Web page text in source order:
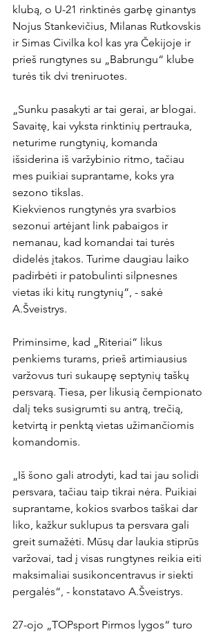
klubą, o U-21 rinktinės garbę ginantys
Nojus Stankevičius, Milanas Rutkovskis
ir Simas Civilka kol kas yra Čekijoje ir
prieš rungtynes su „Babrungu“ klube
turės tik dvi treniruotes.
„Sunku pasakyti ar tai gerai, ar blogai.
Savaitę, kai vyksta rinktinių pertrauka,
neturime rungtynių, komanda
išsiderina iš varžybinio ritmo, tačiau
mes puikiai suprantame, koks yra
sezono tikslas.
Kiekvienos rungtynės yra svarbios
sezonui artėjant link pabaigos ir
nemanau, kad komandai tai turės
didelės įtakos. Turime daugiau laiko
padirbėti ir patobulinti silpnesnes
vietas iki kitų rungtynių“, - sakė
A.Šveistrys.
Priminsime, kad „Riteriai“ likus
penkiems turams, prieš artimiausius
varžovus turi sukaupę septynių taškų
persvarą. Tiesa, per likusią čempionato
dalį teks susigrumti su antrą, trečią,
ketvirtą ir penktą vietas užimančiomis
komandomis.
„Iš šono gali atrodyti, kad tai jau solidi
persvara, tačiau taip tikrai nėra. Puikiai
suprantame, kokios svarbos taškai dar
liko, kažkur suklupus ta persvara gali
greit sumažėti. Mūsų dar laukia stiprūs
varžovai, tad į visas rungtynes reikia eiti
maksimaliai susikoncentravus ir siekti
pergalės“, - konstatavo A.Šveistrys.
27-ojo „TOPsport Pirmos lygos“ turo